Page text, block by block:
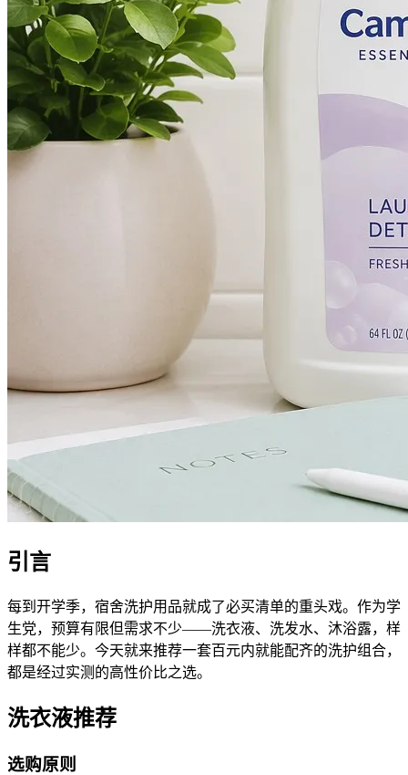
引言
每到开学季，宿舍洗护用品就成了必买清单的重头戏。作为学
生党，预算有限但需求不少——洗衣液、洗发水、沐浴露，样
样都不能少。今天就来推荐一套百元内就能配齐的洗护组合，
都是经过实测的高性价比之选。
洗衣液推荐
选购原则